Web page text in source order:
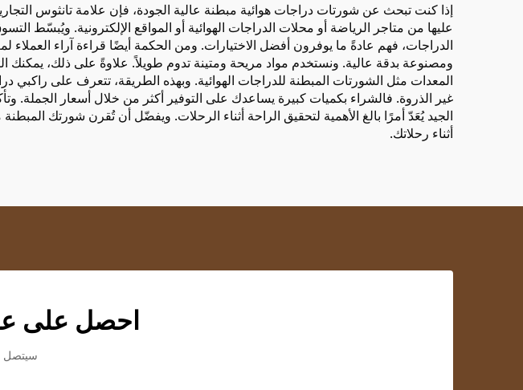
إذا كنت تبحث عن شورتات دراجات هوائية مبطنة عالية الجودة، فإن علامة تانثوس
عليها من متاجر الرياضة أو محلات الدراجات الهوائية أو المواقع الإلكترونية.
الدراجات، فهم عادةً ما يوفرون أفضل الاختيارات. ومن الحكمة أيضًا قراءة آراء
ومصنوعة بدقة عالية. ونستخدم مواد مريحة ومتينة تدوم طويلاً. علاوةً على ذلك، يمكنك
المعدات مثل الشورتات المبطنة للدراجات الهوائية. وبهذه الطريقة، تتعرف على
غير الذروة. فالشراء بكميات كبيرة يساعدك على التوفير أكثر من خلال أسعار الجملة.
الجيد يُعَدّ أمرًا بالغ الأهمية لتحقيق الراحة أثناء الرحلات. ويفضّل أن تُقرن شورتك
أثناء رحلاتك.
احصل على
سيتصل